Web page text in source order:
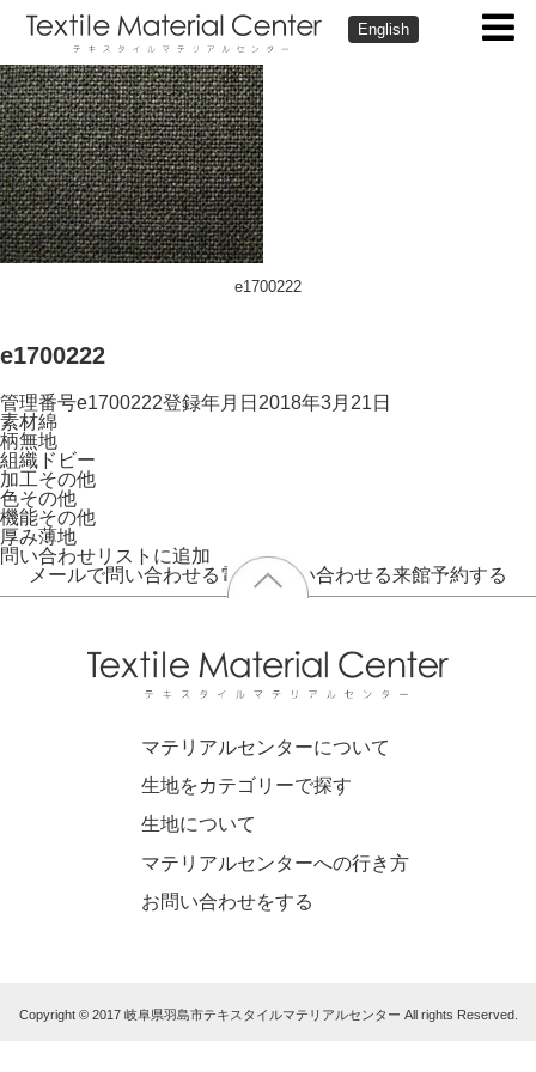
English
e1700222
e1700222
管理番号e1700222登録年月日 2018年3月21日
素材綿
柄無地
組織 ドビー
加工その他
色その他
機能その他
厚み薄地
問い合わせリストに追加
メールで問い合わせる電話で問い合わせる来館予約する
マテリアルセンターについて
生地をカテゴリーで探す
生地について
マテリアルセンターへの行き方
お問い合わせをする
Copyright © 2017 岐阜県羽島市テキスタイルマテリアルセンター All rights Reserved.